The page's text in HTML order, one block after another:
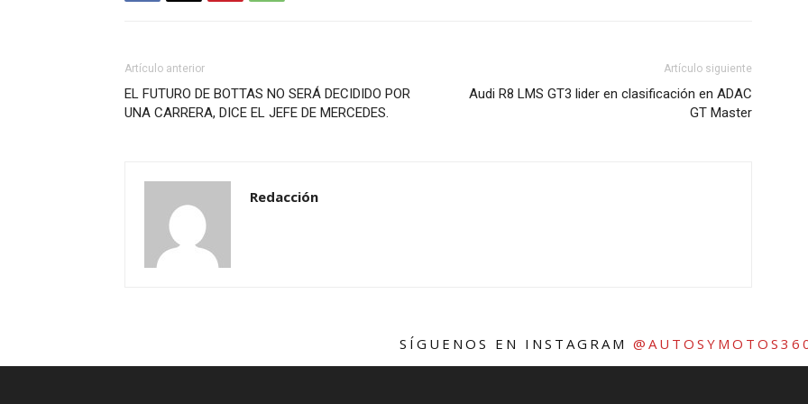
Artículo anterior
EL FUTURO DE BOTTAS NO SERÁ DECIDIDO POR
UNA CARRERA, DICE EL JEFE DE MERCEDES.
Artículo siguiente
Audi R8 LMS GT3 lider en clasificación en ADAC
GT Master
Redacción
SÍGUENOS EN INSTAGRAM